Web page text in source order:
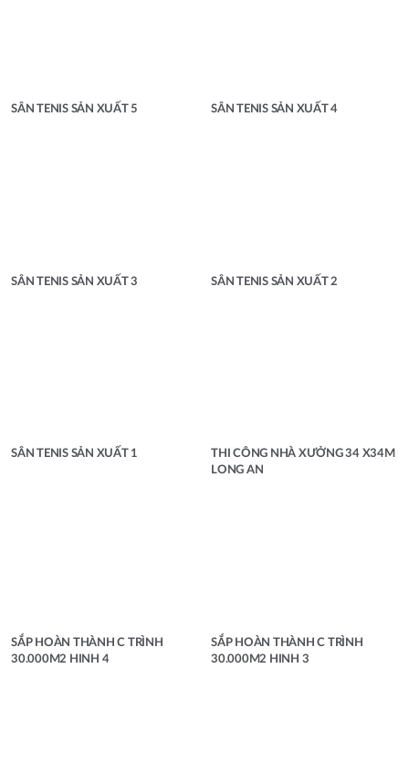
SÂN TENIS SẢN XUẤT 5 SÂN TENIS SẢN XUẤT 4
SÂN TENIS SẢN XUẤT 3 SÂN TENIS SẢN XUẤT 2
SÂN TENIS SẢN XUẤT 1
THI CÔNG NHÀ XƯỞNG 34 X34M
LONG AN
SẮP HOÀN THÀNH C TRÌNH
30.000M2 HINH 4
SẮP HOÀN THÀNH C TRÌNH
30.000M2 HINH 3